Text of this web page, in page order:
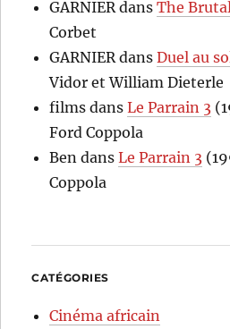
GARNIER dansThe
Corbet
GARNIER dansDuel au
Vidor et William Dieterle
films dansLe Parrain 3
Ford Coppola
Ben dansLe Parrain 3
Coppola
CATÉGORIES
Cinéma africain